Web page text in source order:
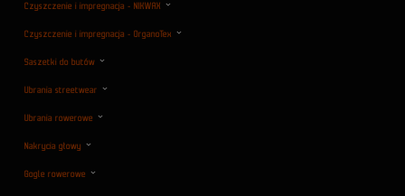
Czyszczenie i impregnacja - NIKWAX
Czyszczenie i impregnacja - OrganoTex
Saszetki do butów
Ubrania streetwear
Ubrania rowerowe
Nakrycia głowy
Gogle rowerowe